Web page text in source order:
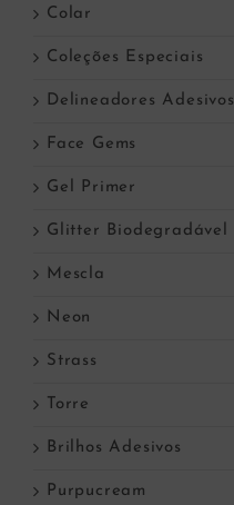
Colar
Coleções Especiais
Delineadores Adesivos
Face Gems
Gel Primer
Glitter Biodegradável
Mescla
Neon
Strass
Torre
Brilhos Adesivos
Purpucream